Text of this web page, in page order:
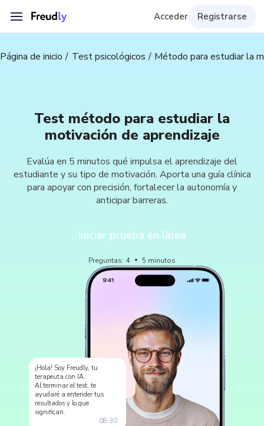
Acceder Registrarse
Página de inicio Test psicológicos Método para estudiar la
Test método para estudiar la
motivación de aprendizaje
Evalúa en 5 minutos qué impulsa el aprendizaje del
estudiante y su tipo de motivación. Aporta una guía clínica
para apoyar con precisión, fortalecer la autonomía y
anticipar barreras.
Iniciar prueba en línea
Preguntas: 4 5 minutos
¡Hola! Soy Freudly, tu
terapeuta con IA.
Al terminar el test, te
ayudaré a entender tus
resultados y lo que
significan.
08:30